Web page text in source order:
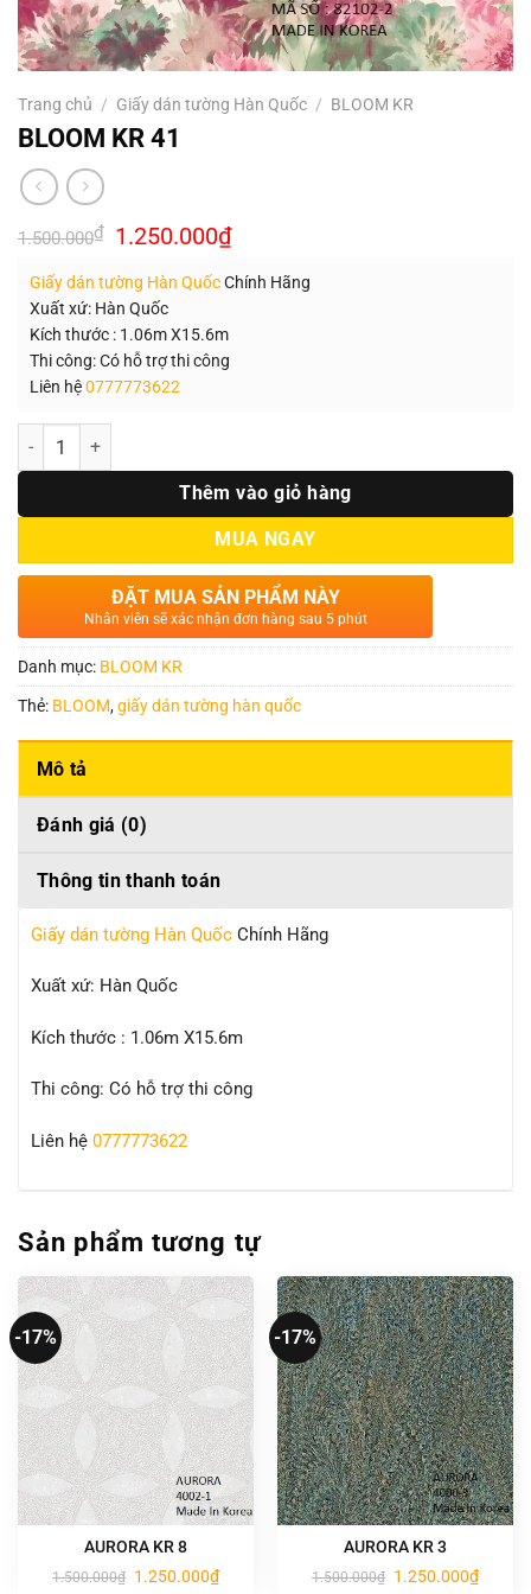
Trang chủ / Giấy dán tường Hàn Quốc / BLOOM KR
BLOOM KR 41
1.500.000₫ Giá
gốc
1.500.000₫.
1.250.000₫Giá
hiện
là:
Giấy dán tường Hàn QuốcChính Hãng
Xuất xứ: Hàn Quốc
Kích thước : 1.06m X15.6m
Thi công: Có hỗ trợ thi công
Liên hệ0777773622
Số lượng
Thêm vào giỏ hàng
MUA NGAY
ĐẶT MUA SẢN PHẨM NÀY
Nhân viên sẽ xác nhận đơn hàng sau 5 phút
Danh mục: BLOOM KR
Thẻ: BLOOM,giấy dán tường hàn quốc
Mô tả
Đánh giá (0)
Thông tin thanh toán
Giấy dán tường Hàn Quốc Chính Hãng
Xuất xứ: Hàn Quốc
Kích thước : 1.06m X15.6m
Thi công: Có hỗ trợ thi công
Liên hệ 0777773622
Sản phẩm tương tự
-17%
AURORA KR 8
1.500.000₫ Giá
1.250.000₫Giá
hiện
-17%
AURORA KR 3
1.500.000₫ Giá
1.250.000₫Giá
hiện